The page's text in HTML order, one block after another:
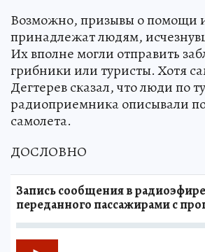
Возможно, призывы о помощи
принадлежат людям,
Их вполне могли отправить
грибники или туристы. Хотя
Дегтерев сказал, что люди по
радиоприемника описывали
самолета.
ДОСЛОВНО
Запись сообщения в
переданного пассажирами с